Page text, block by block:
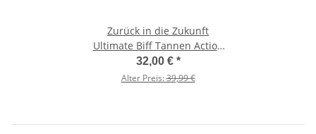
Zurück in die Zukunft
Ultimate Biff Tannen Action
Figur Neca Back to the
Future
32,00 € *
Alter Preis:39,99 €